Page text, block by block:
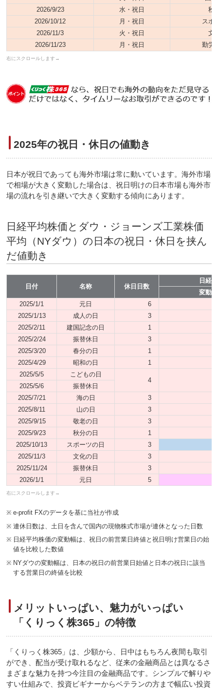
2026/9/23
水・祝日
秋
2026/10/12
月・祝日
スポ
2026/11/3
火・祝日
文
2026/11/23
月・祝日 勤労
2025年の祝日・休日の値動き
日本が祝日であっても海外市場は常に動いています。海外市場
で相場が大きく変動した場合は、祝日明けの日本市場も海外市
場の流れを引き継いで大きく変動する傾向にあります。
日経平均株価とダウ・ジョーンズ工業株価
平均（NYダウ）の日本の祝日・休日を挟ん
だ値動き
日付 名称 休日日数
日経
変動
2025/1/1
元日
6
2025/1/13
成人の日
3
2025/2/11
建国記念の日
1
2025/2/24
振替休日
3
2025/3/20
春分の日
1
2025/4/29
昭和の日
1
2025/5/5
こどもの日
4
2025/5/6
振替休日
2025/7/21
海の日
3
2025/8/11
山の日
3
2025/9/15
敬老の日
3
2025/9/23
秋分の日
1
2025/10/13
スポーツの日 3
2025/11/3
文化の日
3
2025/11/24
振替休日
3
2026/1/1
元日 5
※ e-profit FXのデータを基に当社が作成
※ 連休日数は、土日を含んで国内の現物株式市場が連休となった日数
※ 日経平均株価の変動幅は、祝日の前営業日終値と祝日明け営業日の始
値を比較した数値
※ NYダウの変動幅は、日本の祝日の前営業日始値と日本の祝日に該当
する営業日の終値を比較
メリットいっぱい、魅力がいっぱい
「くりっく株365」の特徴
「くりっく株365」は、少額から、日中はもちろん夜間も取引
ができ、配当が受け取れるなど、従来の金融商品とは異なるさ
まざまな魅力を持つ今注目の金融商品です。シンプルで解りや
すい仕組みで、投資ビギナーからベテランの方まで幅広い投資